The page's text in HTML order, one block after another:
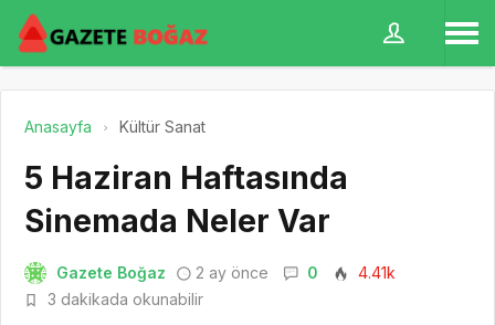
Anasayfa Kültür Sanat
5 Haziran Haftasında
Sinemada Neler Var
Gazete Boğaz 2 ay önce 0
4.41k
3 dakikada okunabilir